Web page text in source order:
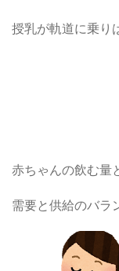
授乳が軌道に乗り
赤ちゃんの飲む量
需要と供給のバラ